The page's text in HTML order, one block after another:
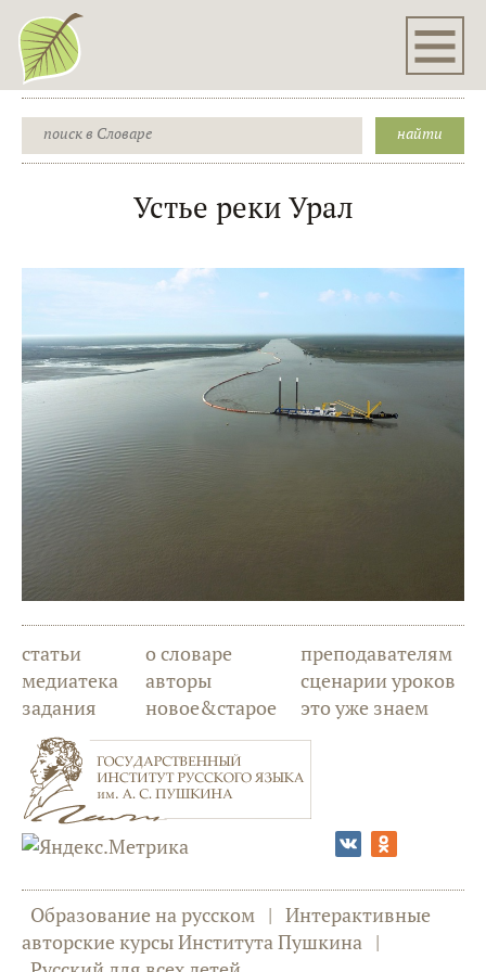
Устье реки Урал
статьи
медиатека
задания
о словаре
авторы
новое&старое
преподавателям
сценарии уроков
это уже знаем
Образование на русском | Интерактивные
авторские курсы Института Пушкина |